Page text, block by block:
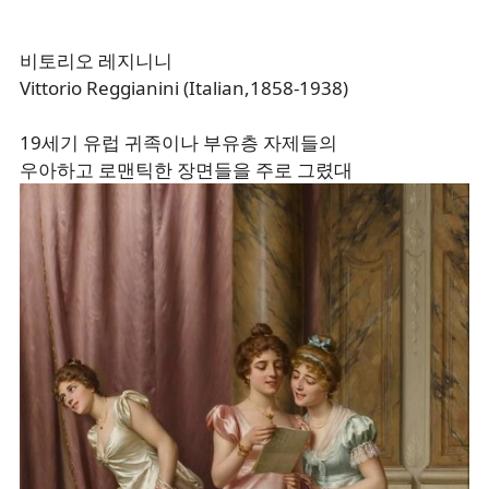
비토리오 레지니니
Vittorio Reggianini (Italian,1858-1938)
19세기 유럽 귀족이나 부유층 자제들의
우아하고 로맨틱한 장면들을 주로 그렸대